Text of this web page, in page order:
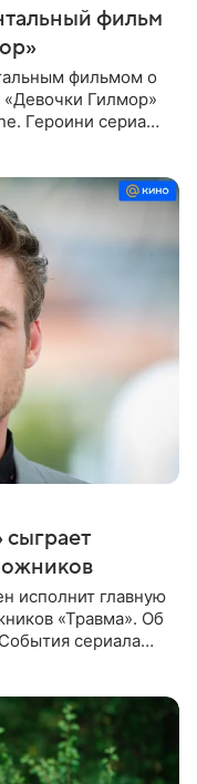
фильм
фильмом о
Гилмор»
Героини сериала
сыграет
исполнит главную
«Травма». Об
сериала